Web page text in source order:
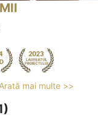
Arată mai multe >>